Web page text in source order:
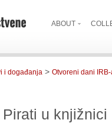
ABOUT
i događanja > Otvoreni dani
u knjižnici